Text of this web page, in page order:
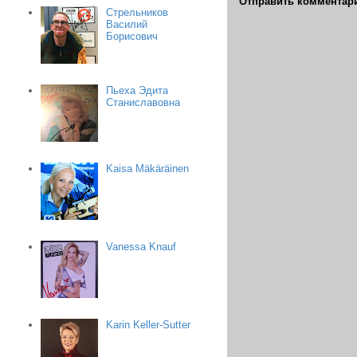
Стрельников
Василий
Борисович
Пьеха Эдита
Станиславовна
Kaisa Mäkäräinen
Vanessa Knauf
Karin Keller-Sutter